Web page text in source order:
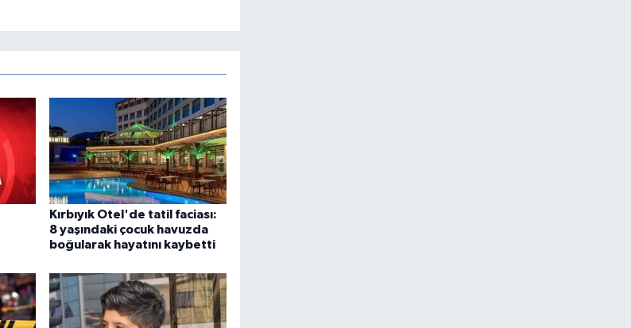
Kırbıyık Otel'de tatil faciası:
8 yaşındaki çocuk havuzda
boğularak hayatını kaybetti